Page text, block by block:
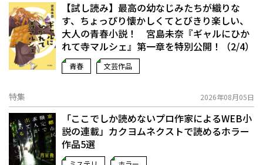
【試し読み】最高の幼なじみたちが織りな
す、ちょっぴり懐かしくてとびきり楽しい、
大人の青春小説！ 宮島未奈『ギャルにひか
れて寺マルシェ』第一章を特別公開！（2/4）
青春 文芸作品
特集 2026年08月05日
「ここでしか読めないプロ作家によるWEB小
説の連載」――カクヨムネクストで読めるホラー
作品5選